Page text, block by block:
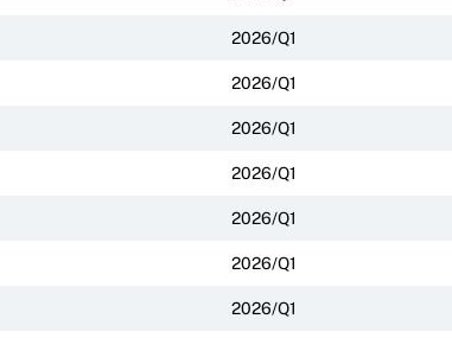
2026/Q1
2026/Q1
2026/Q1
2026/Q1
2026/Q1
2026/Q1
2026/Q1